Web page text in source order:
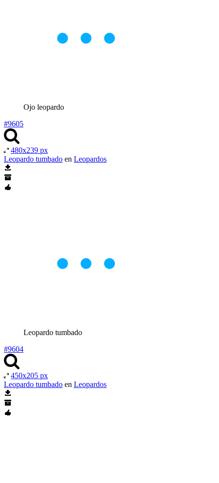
Ojo leopardo
#9605
480x239 px
Leopardo tumbado en Leopardos
Leopardo tumbado
#9604
450x205 px
Leopardo tumbado en Leopardos